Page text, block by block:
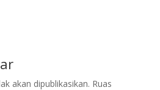
akan dipublikasikan. Ruas